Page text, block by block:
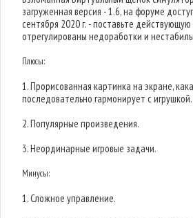
загруженная версия - 1.6, на форуме
сентября 2020 г. - поставьте
отрегулированы недоработки и
Плюсы:
1. Прорисованная картинка на экране,
последовательно гармонирует с игрушкой.
2. Популярные произведения.
3. Неординарные игровые задачи.
Минусы:
1. Сложное управление.